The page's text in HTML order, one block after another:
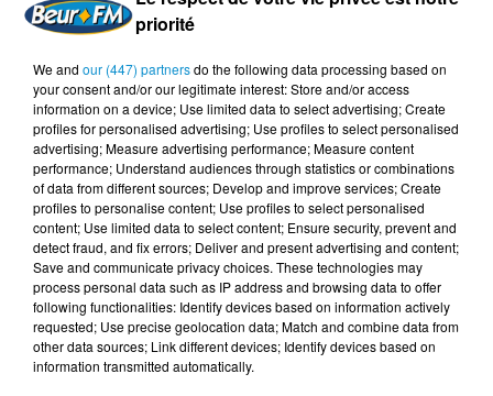
priorité
We and our (447) partnersdo the following data processing based on
your consent and/or our legitimate interest: Store and/or access
information on a device; Use limited data to select advertising; Create
profiles for personalised advertising; Use profiles to select personalised
advertising; Measure advertising performance; Measure content
performance; Understand audiences through statistics or combinations
of data from different sources; Develop and improve services; Create
profiles to personalise content; Use profiles to select personalised
content; Use limited data to select content; Ensure security, prevent and
detect fraud, and fix errors; Deliver and present advertising and content;
Save and communicate privacy choices. These technologies may
process personal data such as IP address and browsing data to offer
following functionalities: Identify devices based on information actively
requested; Use precise geolocation data; Match and combine data from
other data sources; Link different devices; Identify devices based on
information transmitted automatically.